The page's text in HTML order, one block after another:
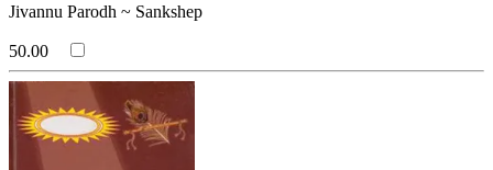
Jivannu Parodh ~ Sankshep
50.00